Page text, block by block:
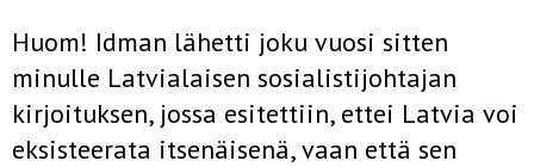
Huom! Idman lähetti joku vuosi sitten
minulle Latvialaisen sosialistijohtajan
kirjoituksen, jossa esitettiin, ettei Latvia voi
eksisteerata itsenäisenä, vaan että sen